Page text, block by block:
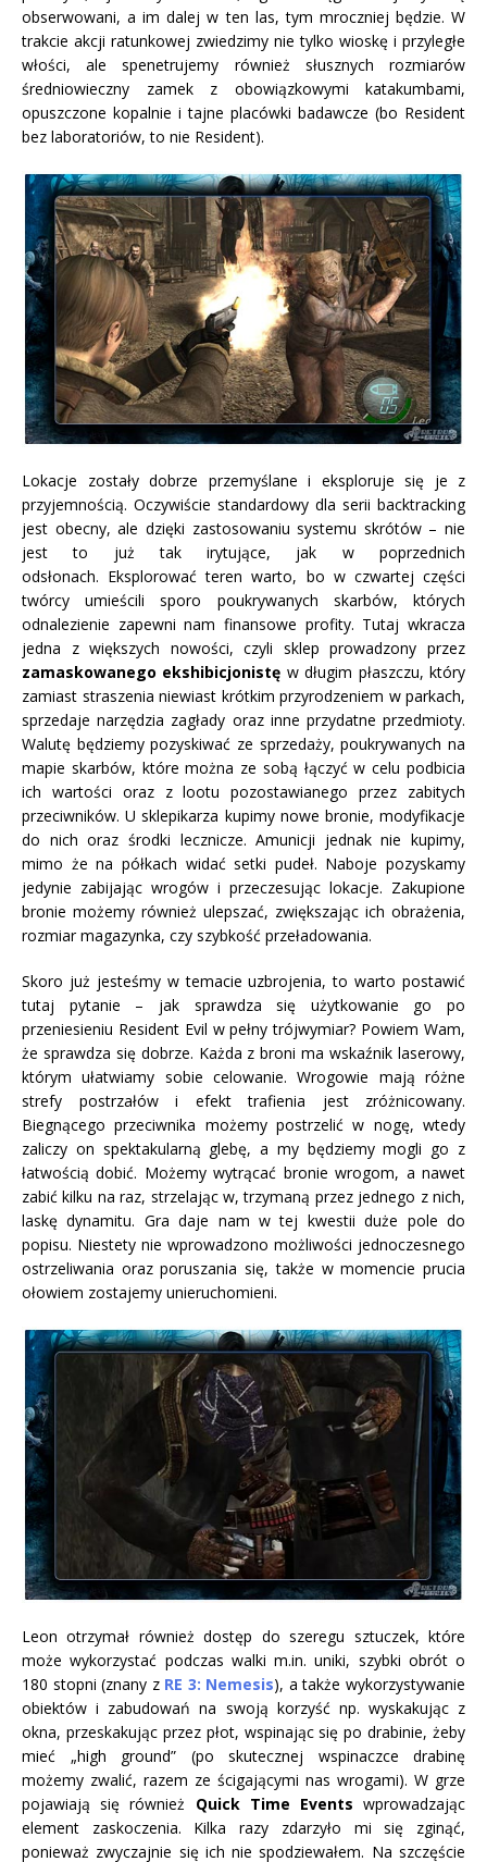
obserwowani, a im dalej w ten las, tym mroczniej będzie. W
trakcie akcji ratunkowej zwiedzimy nie tylko wioskę i przyległe
włości, ale spenetrujemy również słusznych rozmiarów
średniowieczny zamek z obowiązkowymi katakumbami,
opuszczone kopalnie i tajne placówki badawcze (bo Resident
bez laboratoriów, to nie Resident).
Lokacje zostały dobrze przemyślane i eksploruje się je z
przyjemnością. Oczywiście standardowy dla serii backtracking
jest obecny, ale dzięki zastosowaniu systemu skrótów – nie
jest to już tak irytujące, jak w poprzednich
odsłonach. Eksplorować teren warto, bo w czwartej części
twórcy umieścili sporo poukrywanych skarbów, których
odnalezienie zapewni nam finansowe profity. Tutaj wkracza
jedna z większych nowości, czyli sklep prowadzony przez
zamaskowanego ekshibicjonistę w długim płaszczu, który
zamiast straszenia niewiast krótkim przyrodzeniem w parkach,
sprzedaje narzędzia zagłady oraz inne przydatne przedmioty.
Walutę będziemy pozyskiwać ze sprzedaży, poukrywanych na
mapie skarbów, które można ze sobą łączyć w celu podbicia
ich wartości oraz z lootu pozostawianego przez zabitych
przeciwników. U sklepikarza kupimy nowe bronie, modyfikacje
do nich oraz środki lecznicze. Amunicji jednak nie kupimy,
mimo że na półkach widać setki pudeł. Naboje pozyskamy
jedynie zabijając wrogów i przeczesując lokacje. Zakupione
bronie możemy również ulepszać, zwiększając ich obrażenia,
rozmiar magazynka, czy szybkość przeładowania.
Skoro już jesteśmy w temacie uzbrojenia, to warto postawić
tutaj pytanie – jak sprawdza się użytkowanie go po
przeniesieniu Resident Evil w pełny trójwymiar? Powiem Wam,
że sprawdza się dobrze. Każda z broni ma wskaźnik laserowy,
którym ułatwiamy sobie celowanie. Wrogowie mają różne
strefy postrzałów i efekt trafienia jest zróżnicowany.
Biegnącego przeciwnika możemy postrzelić w nogę, wtedy
zaliczy on spektakularną glebę, a my będziemy mogli go z
łatwością dobić. Możemy wytrącać bronie wrogom, a nawet
zabić kilku na raz, strzelając w, trzymaną przez jednego z nich,
laskę dynamitu. Gra daje nam w tej kwestii duże pole do
popisu. Niestety nie wprowadzono możliwości jednoczesnego
ostrzeliwania oraz poruszania się, także w momencie prucia
ołowiem zostajemy unieruchomieni.
Leon otrzymał również dostęp do szeregu sztuczek, które
może wykorzystać podczas walki m.in. uniki, szybki obrót o
180 stopni (znany z RE 3: Nemesis), a także wykorzystywanie
obiektów i zabudowań na swoją korzyść np. wyskakując z
okna, przeskakując przez płot, wspinając się po drabinie, żeby
mieć „high ground” (po skutecznej wspinaczce drabinę
możemy zwalić, razem ze ścigającymi nas wrogami). W grze
pojawiają się również Quick Time Events wprowadzając
element zaskoczenia. Kilka razy zdarzyło mi się zginąć,
ponieważ zwyczajnie się ich nie spodziewałem. Na szczęście